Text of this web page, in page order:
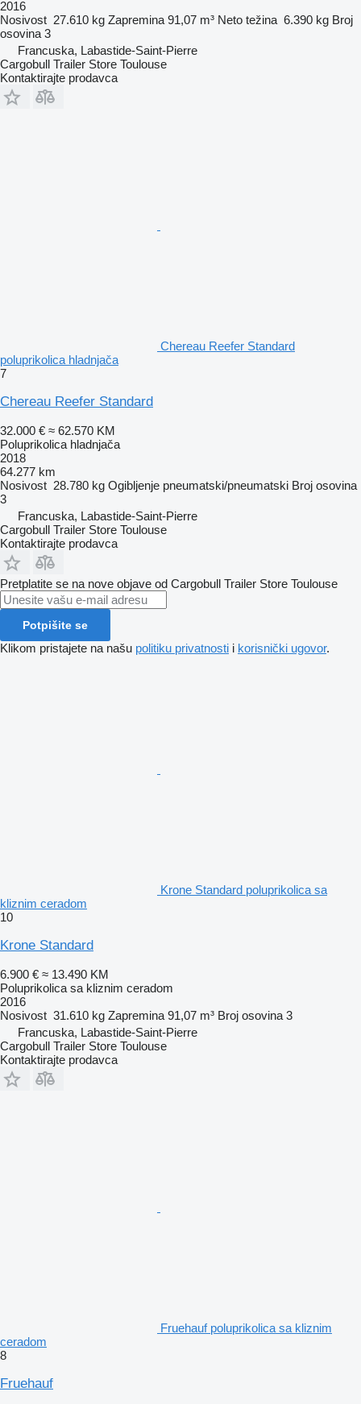
2016
Nosivost 27.610 kg Zapremina 91,07 m³ Neto težina 6.390 kg Broj
osovina 3
Francuska, Labastide-Saint-Pierre
Cargobull Trailer Store Toulouse
Kontaktirajte prodavca
Chereau Reefer Standard
poluprikolica hladnjača
7
Chereau Reefer Standard
32.000 € ≈ 62.570 KM
Poluprikolica hladnjača
2018
64.277 km
Nosivost 28.780 kg Ogibljenje pneumatski/pneumatski Broj osovina
3
Francuska, Labastide-Saint-Pierre
Cargobull Trailer Store Toulouse
Kontaktirajte prodavca
Pretplatite se na nove objave od Cargobull Trailer Store Toulouse
Potpišite se
Klikom pristajete na našu politiku privatnosti i korisnički ugovor.
Krone Standard poluprikolica sa
kliznim ceradom
10
Krone Standard
6.900 € ≈ 13.490 KM
Poluprikolica sa kliznim ceradom
2016
Nosivost 31.610 kg Zapremina 91,07 m³ Broj osovina 3
Francuska, Labastide-Saint-Pierre
Cargobull Trailer Store Toulouse
Kontaktirajte prodavca
Fruehauf poluprikolica sa kliznim
ceradom
8
Fruehauf